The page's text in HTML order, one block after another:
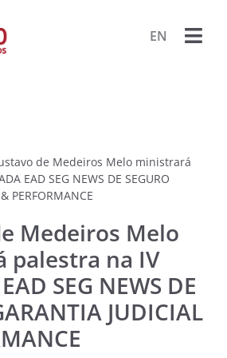
EN
de Medeiros Melo ministrará
EAD SEG NEWS DE SEGURO
PERFORMANCE
Medeiros Melo
palestra na IV
SEG NEWS DE
JUDICIAL